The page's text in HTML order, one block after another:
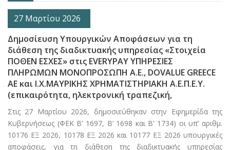
27 Μαρτίου 2026
Δημοσίευση Υπουργικών Αποφάσεων για τη
διάθεση της διαδικτυακής υπηρεσίας «Στοιχεία
ΠΟΘΕΝ ΕΣΧΕΣ» στις EVERYPAY ΥΠΗΡΕΣΙΕΣ
ΠΛΗΡΩΜΩΝ ΜΟΝΟΠΡΟΣΩΠΗ A.E., DOVALUE GREECE
AE και Ι.Χ.ΜΑΥΡΙΚΗΣ ΧΡΗΜΑΤΙΣΤΗΡΙΑΚΗ Α.Ε.Π.Ε.Υ.
(επικαιρότητα, ηλεκτρονική τραπεζική,
Στις 27 Μαρτίου 2026, δημοσιεύθηκαν στην Εφημερίδα της
Κυβερνήσεως (ΦΕΚ Β’ 1697, Β’ 1698 και Β’ 1734) οι υπ’ αριθμ.
10176 ΕΞ 2026, 10178 ΕΞ 2026 και 10177 ΕΞ 2026 υπουργικές
αποφάσεις, για τη διάθεση της διαδικτυακής υπηρεσίας